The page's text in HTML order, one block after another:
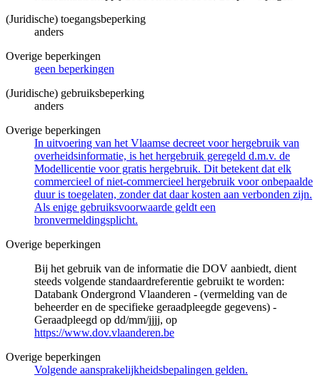
(Juridische) toegangsbeperking
anders
Overige beperkingen
geen beperkingen
(Juridische) gebruiksbeperking
anders
Overige beperkingen
In uitvoering van het Vlaamse decreet voor hergebruik van
overheidsinformatie, is het hergebruik geregeld d.m.v. de
Modellicentie voor gratis hergebruik. Dit betekent dat elk
commercieel of niet-commercieel hergebruik voor onbepaalde
duur is toegelaten, zonder dat daar kosten aan verbonden zijn.
Als enige gebruiksvoorwaarde geldt een
bronvermeldingsplicht.
Overige beperkingen
Bij het gebruik van de informatie die DOV aanbiedt, dient
steeds volgende standaardreferentie gebruikt te worden:
Databank Ondergrond Vlaanderen - (vermelding van de
beheerder en de specifieke geraadpleegde gegevens) -
Geraadpleegd op dd/mm/jjjj, op
https://www.dov.vlaanderen.be
Overige beperkingen
Volgende aansprakelijkheidsbepalingen gelden.